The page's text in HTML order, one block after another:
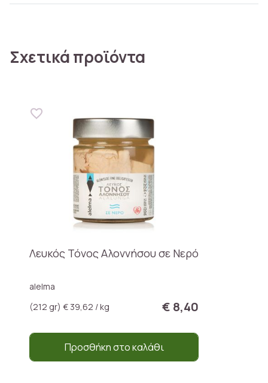
Σχετικά προϊόντα
Λευκός Τόνος Αλοννήσου σε Νερό
alelma
(212 gr) € 39,62 / kg
€ 8,40
Προσθήκη στο καλάθι